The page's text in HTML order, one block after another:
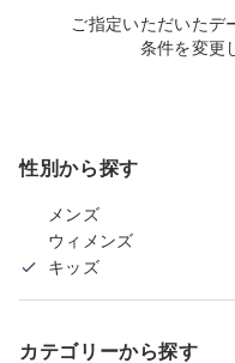
ご指定いただいたデ
条件を変更
性別から探す
メンズ
ウィメンズ
キッズ
カテゴリーから探す